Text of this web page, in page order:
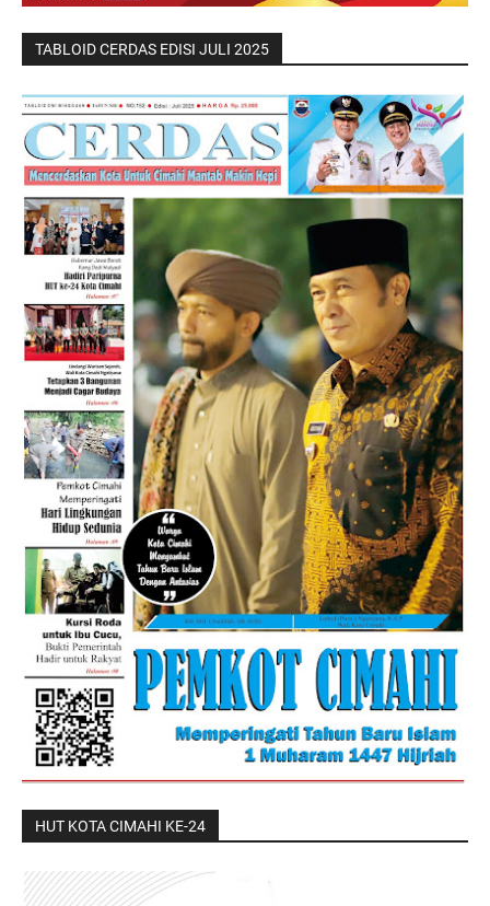
TABLOID CERDAS EDISI JULI 2025
HUT KOTA CIMAHI KE-24